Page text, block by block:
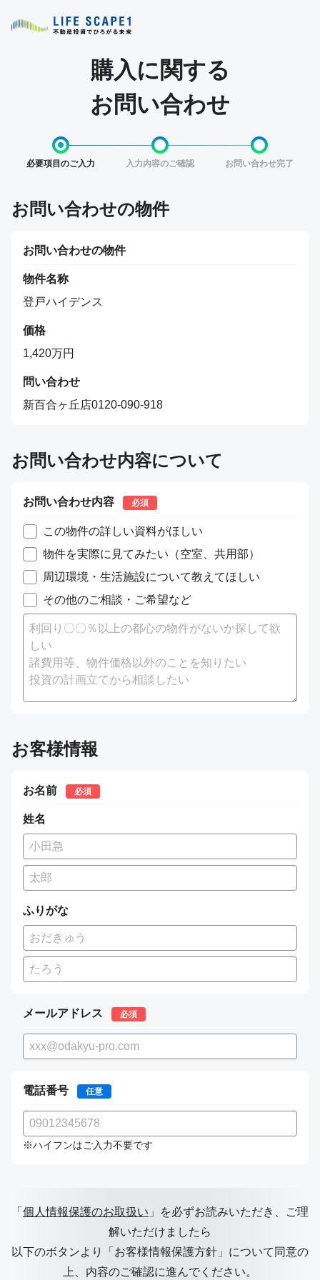
購入に関する
お問い合わせ
必要項目のご入力 入力内容のご確認 お問い合わせ完了
お問い合わせの物件
お問い合わせの物件
物件名称
登戸ハイデンス
価格
1,420万円
問い合わせ
新百合ヶ丘店0120-090-918
お問い合わせ内容について
お問い合わせ内容 必須
この物件の詳しい資料がほしい
物件を実際に見てみたい（空室、共用部）
周辺環境・生活施設について教えてほしい
その他のご相談・ご希望など
お客様情報
お名前 必須
姓名
ふりがな
メールアドレス 必須
電話番号 任意
※ハイフンはご入力不要です
「 個人情報保護のお取扱い 」を必ずお読みいただき、ご理
解いただけましたら
以下のボタンより「お客様情報保護方針」について同意の
上、 内容のご確認に進んでください。